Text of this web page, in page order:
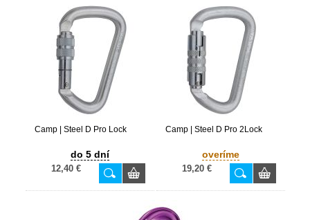
Camp | Steel D Pro Lock
do 5 dní
12,40 €
Camp | Steel D Pro 2Lock
overíme
19,20 €